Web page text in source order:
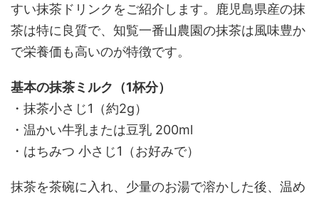
すい抹茶ドリンクをご紹介します。鹿児島県産の抹
茶は特に良質で、知覧一番山農園の抹茶は風味豊か
で栄養価も高いのが特徴です。
基本の抹茶ミルク（1杯分）
・抹茶小さじ1（約2g）
・温かい牛乳または豆乳 200ml
・はちみつ 小さじ1（お好みで）
抹茶を茶碗に入れ、少量のお湯で溶かした後、温め